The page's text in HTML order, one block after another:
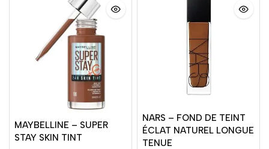
MAYBELLINE – SUPER
STAY SKIN TINT
NARS – FOND DE TEINT
ÉCLAT NATUREL LONGUE
TENUE